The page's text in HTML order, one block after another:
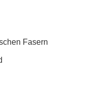
Fasern